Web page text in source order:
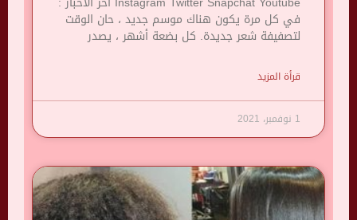
في كل مرة يكون هناك موسم جديد ، حان الوقت
لتصفيفة شعر جديدة. كل بضعة أشهر ، يصدر
قرأة المزيد
1 نوفمبر، 2021